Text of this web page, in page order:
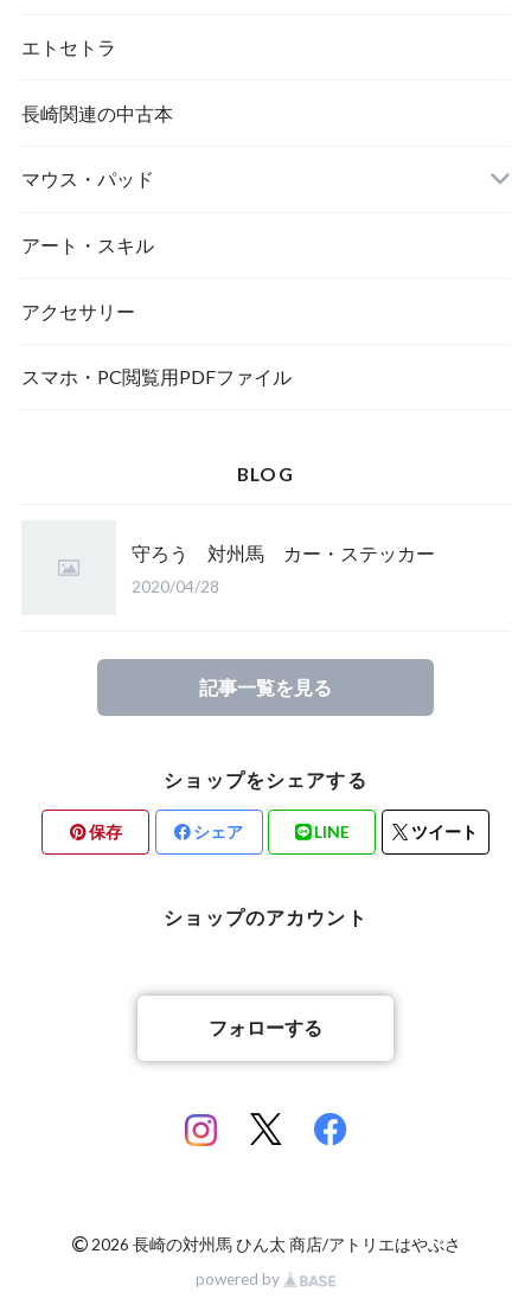
エトセトラ
長崎関連の中古本
マウス・パッド
アート・スキル
アクセサリー
スマホ・PC閲覧用PDFファイル
BLOG
守ろう 対州馬 カー・ステッカー
2020/04/28
記事一覧を見る
ショップをシェアする
保存 シェア LINE ツイート
ショップのアカウント
フォローする
© 2026 長崎の対州馬 ひん太 商店/アトリエはやぶさ
powered by